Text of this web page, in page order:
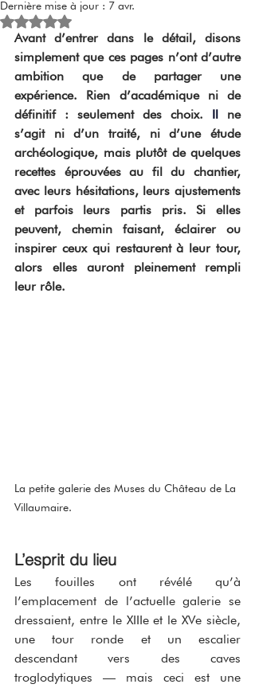
Dernière mise à jour : 7 avr.
Noté NaN étoiles sur 5.
Avant d’entrer dans le détail, disons
simplement que ces pages n’ont d’autre
ambition que de partager une
expérience. Rien d’académique ni de
définitif : seulement des choix. Il
ne
s’agit ni d’un traité, ni d’une étude
archéologique, mais plutôt de quelques
recettes éprouvées au fil du chantier,
avec leurs hésitations, leurs ajustements
et parfois leurs partis pris. Si elles
peuvent, chemin faisant, éclairer ou
inspirer ceux qui restaurent à leur tour,
alors elles auront pleinement rempli
leur rôle.
La petite galerie des Muses du Château de La
Villaumaire.
L’esprit du lieu
Les fouilles ont révélé qu’à
l’emplacement de l’actuelle galerie se
dressaient, entre le XIIIe et le XVe siècle,
une tour ronde et un escalier
descendant vers des caves
troglodytiques — mais ceci est une